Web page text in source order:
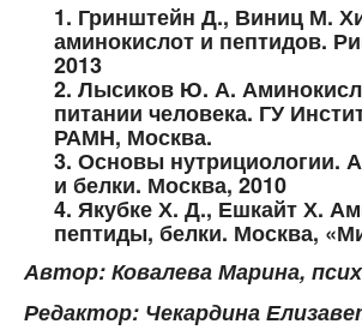
1. Гринштейн Д., Виниц М.
аминокислот и пептидов.
2013
2. Лысиков Ю. А.
питании человека. ГУ
РАМН, Москва.
3. Основы нутрициологии.
и белки. Москва, 2010
4. Якубке Х. Д., Ешкайт Х.
пептиды, белки. Москва,
Автор: Ковалева Марина,
Редактор: Чекардина